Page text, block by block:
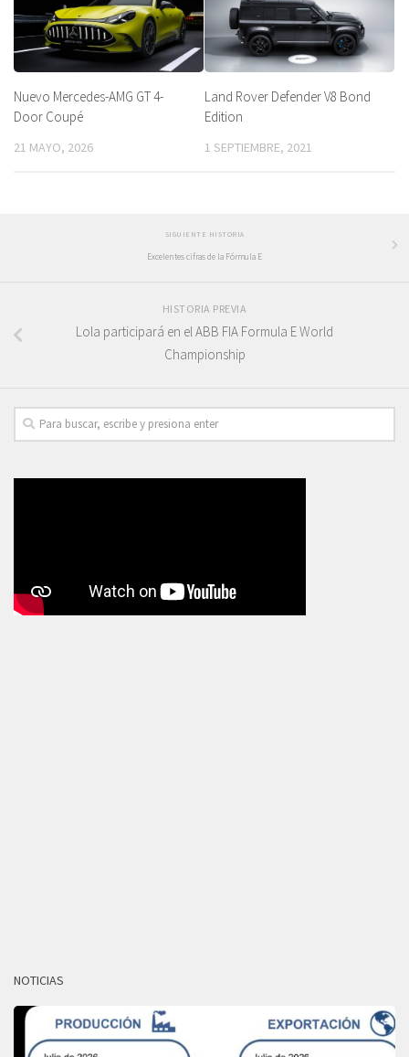
Nuevo Mercedes-AMG GT 4-
Door Coupé
21 MAYO, 2026
Land Rover Defender V8 Bond
Edition
1 SEPTIEMBRE, 2021
SIGUIENTE HISTORIA
Excelentes cifras de la Fórmula E
HISTORIA PREVIA
Lola participará en el ABB FIA Formula E World
Championship
NOTICIAS